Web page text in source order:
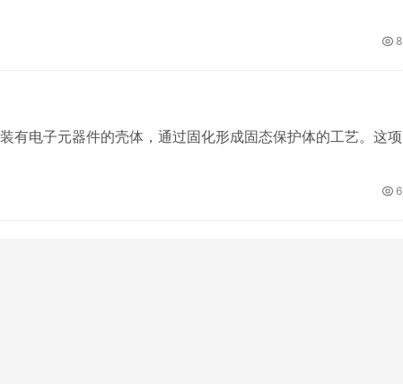
8
有电子元器件的壳体，通过固化形成固态保护体的工艺。这项
6